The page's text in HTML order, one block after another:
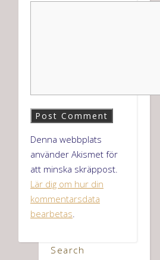
Denna webbplats
använder Akismet för
att minska skräppost.
Lär dig om hur din
kommentarsdata
bearbetas
Search